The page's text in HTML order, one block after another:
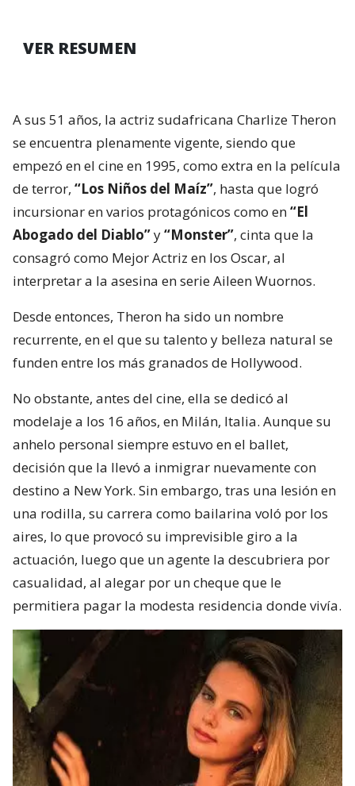
VER RESUMEN
A sus 51 años, la actriz sudafricana Charlize Theron
se encuentra plenamente vigente, siendo que
empezó en el cine en 1995, como extra en la película
de terror, “Los Niños del Maíz”, hasta que logró
incursionar en varios protagónicos como en“El
Abogado del Diablo”y“Monster”, cinta que la
consagró como Mejor Actriz en los Oscar, al
interpretar a la asesina en serie Aileen Wuornos.
Desde entonces, Theron ha sido un nombre
recurrente, en el que su talento y belleza natural se
funden entre los más granados de Hollywood.
No obstante, antes del cine, ella se dedicó al
modelaje a los 16 años, en Milán, Italia. Aunque su
anhelo personal siempre estuvo en el ballet,
decisión que la llevó a inmigrar nuevamente con
destino a New York. Sin embargo, tras una lesión en
una rodilla, su carrera como bailarina voló por los
aires, lo que provocó su imprevisible giro a la
actuación, luego que un agente la descubriera por
casualidad, al alegar por un cheque que le
permitiera pagar la modesta residencia donde vivía.